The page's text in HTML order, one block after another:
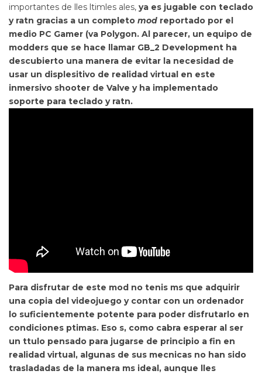
importantes de lles ltimles ales, ya es jugable con teclado
y ratn gracias a un completo mod reportado por el
medio PC Gamer (va Polygon. Al parecer, un equipo de
modders que se hace llamar GB_2 Development ha
descubierto una manera de evitar la necesidad de
usar un displesitivo de realidad virtual en este
inmersivo shooter de Valve y ha implementado
soporte para teclado y ratn.
Para disfrutar de este mod no tenis ms que adquirir
una copia del videojuego y contar con un ordenador
lo suficientemente potente para poder disfrutarlo en
condiciones ptimas. Eso s, como cabra esperar al ser
un ttulo pensado para jugarse de principio a fin en
realidad virtual, algunas de sus mecnicas no han sido
trasladadas de la manera ms ideal, aunque lles